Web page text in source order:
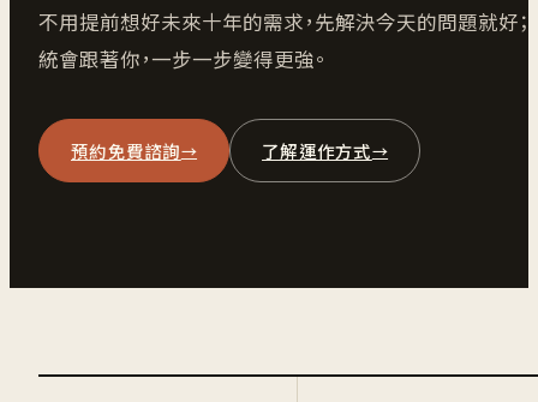
不用提前想好未來十年的需求，先解決今天的問題就好；
統會跟著你，一步一步變得更強。
預約免費諮詢→ 了解運作方式→